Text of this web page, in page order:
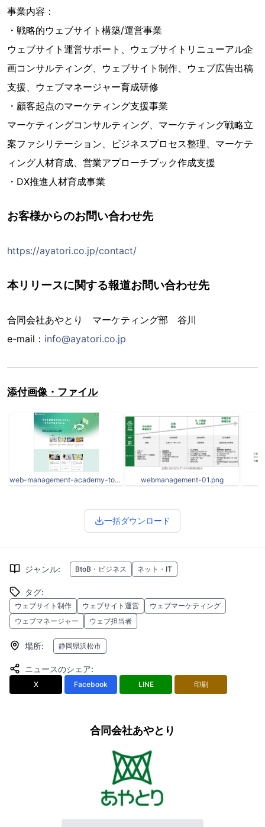
事業内容：
・戦略的ウェブサイト構築/運営事業
ウェブサイト運営サポート、ウェブサイトリニューアル企
画コンサルティング、ウェブサイト制作、ウェブ広告出稿
支援、ウェブマネージャー育成研修
・顧客起点のマーケティング支援事業
マーケティングコンサルティング、マーケティング戦略立
案ファシリテーション、ビジネスプロセス整理、マーケテ
ィング人材育成、営業アプローチブック作成支援
・DX推進人材育成事業
お客様からのお問い合わせ先
https://ayatori.co.jp/contact/
本リリースに関する報道お問い合わせ先
合同会社あやとり マーケティング部 谷川
e-mail： info@ayatori.co.jp
添付画像・ファイル
web-management-academy-top.png webmanagement-01.png
一括ダウンロード
ジャンル: BtoB・ビジネス ネット・IT
タグ:
ウェブサイト制作 ウェブサイト運営
ウェブマーケティング
ウェブマネージャー
ウェブ担当者
場所: 静岡県浜松市
ニュースのシェア:
X Facebook LINE 印刷
合同会社あやとり